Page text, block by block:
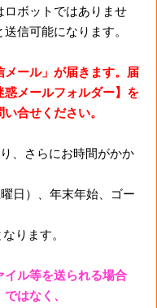
ボットではありませ
信可能になります。
メール」が届きます。届
メールフォルダー】を
合せください。
、さらにお時間がかか
日）、年末年始、ゴー
ります。
イル等を送られる場合
はなく、